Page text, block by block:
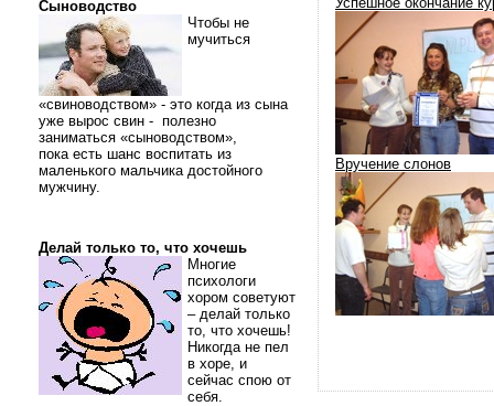
Сыноводство
Чтобы не
мучиться
«свиноводством» - это когда из сына
уже вырос свин - полезно
заниматься «сыноводством»,
пока есть шанс воспитать из
маленького мальчика достойного
мужчину.
Делай только то, что хочешь
Многие
психологи
хором советуют
– делай только
то, что хочешь!
Никогда не пел
в хоре, и
сейчас спою от
себя.
Вручение слонов